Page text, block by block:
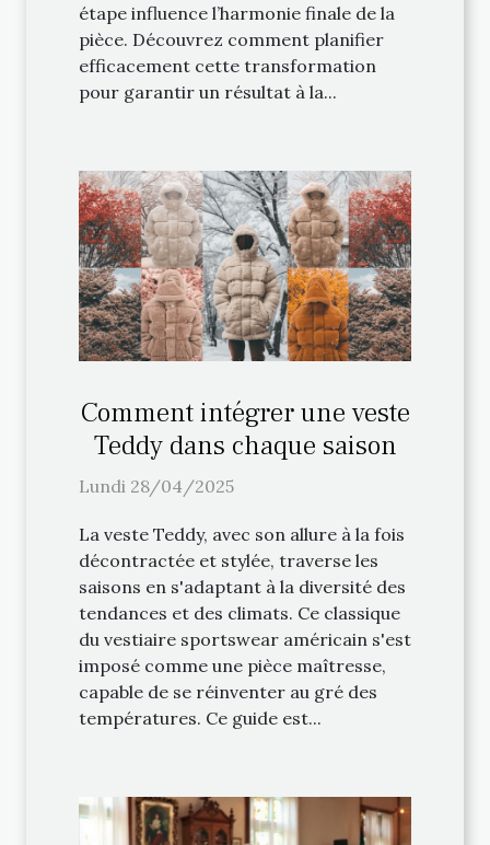
étape influence l’harmonie finale de la
pièce. Découvrez comment planifier
efficacement cette transformation
pour garantir un résultat à la...
Comment intégrer une veste
Teddy dans chaque saison
Lundi 28/04/2025
La veste Teddy, avec son allure à la fois
décontractée et stylée, traverse les
saisons en s'adaptant à la diversité des
tendances et des climats. Ce classique
du vestiaire sportswear américain s'est
imposé comme une pièce maîtresse,
capable de se réinventer au gré des
températures. Ce guide est...